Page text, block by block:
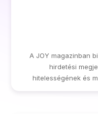
A JOY magazinban
hirdetési
hitelességének és